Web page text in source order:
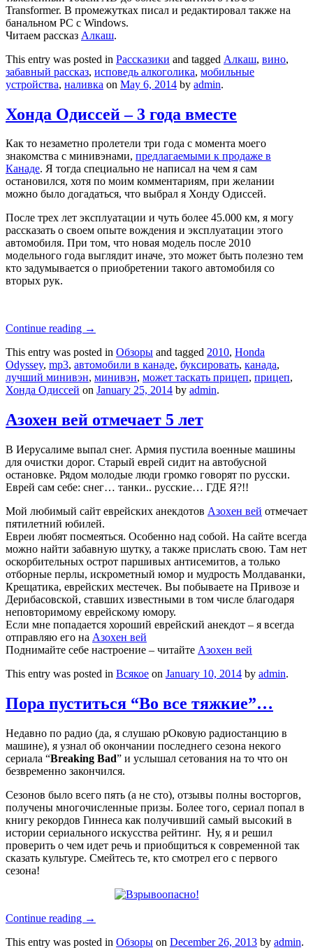
Transformer. В промежутках писал и редактировал также на
банальном PC с Windows.
Читаем рассказ Алкаш.
This entry was posted in Рассказики and tagged Алкаш, вино,
забавный рассказ, исповедь алкоголика, мобильные
устройства, наливка on May 6, 2014 by admin.
Хонда Одиссей – 3 года вместе
Как то незаметно пролетели три года с момента моего
знакомства с минивэнами, предлагаемыми к продаже в
Канаде. Я тогда специально не написал на чем я сам
остановился, хотя по моим комментариям, при желании
можно было догадаться, что выбрал я Хонду Одиссей.
После трех лет эксплуатации и чуть более 45.000 км, я могу
рассказать о своем опыте вождения и эксплуатации этого
автомобиля. При том, что новая модель после 2010
модельного года выглядит иначе, это может быть полезно тем
кто задумывается о приобретении такого автомобиля со
вторых рук.
Continue reading →
This entry was posted in Обзоры and tagged 2010, Honda
Odyssey, mp3, автомобили в канаде, буксировать, канада,
лучший минивэн, минивэн, может таскать прицеп, прицеп,
Хонда Одиссей on January 25, 2014 by admin.
Азохен вей отмечает 5 лет
В Иерусалиме выпал снег. Армия пустила военные машины
для очистки дорог. Старый еврей сидит на автобусной
остановке. Рядом молодые люди громко говорят по русски.
Еврей сам себе: снег… танки.. русские… ГДЕ Я?!!
Мой любимый сайт еврейских анекдотов Азохен вей отмечает
пятилетний юбилей.
Евреи любят посмеяться. Особенно над собой. На сайте всегда
можно найти забавную шутку, а также прислать свою. Там нет
оскорбительных острот паршивых антисемитов, а только
отборные перлы, искрометный юмор и мудрость Молдаванки,
Крещатика, еврейских местечек. Вы побываете на Привозе и
Дерибасовской, ставших известными в том числе благодаря
неповторимому еврейскому юмору.
Если мне попадается хороший еврейский анекдот – я всегда
отправляю его на Азохен вей
Поднимайте себе настроение – читайте Азохен вей
This entry was posted in Всякое on January 10, 2014 by admin.
Пора пуститься “Во все тяжкие”…
Недавно по радио (да, я слушаю рОковую радиостанцию в
машине), я узнал об окончании последнего сезона некого
сериала “Breaking Bad” и услышал сетования на то что он
безвременно закончился.
Сезонов было всего пять (а не сто), отзывы полны восторгов,
получены многочисленные призы. Более того, сериал попал в
книгу рекордов Гиннеса как получивший самый высокий в
истории сериального искусства рейтинг. Ну, я и решил
проверить о чем идет речь и приобщиться к современной так
сказать культуре. Смейтесь те, кто смотрел его с первого
сезона!
Continue reading →
This entry was posted in Обзоры on December 26, 2013 by admin.